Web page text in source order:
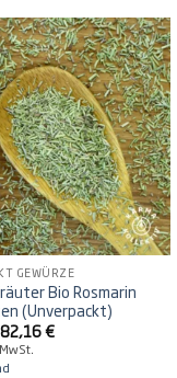
GEWÜRZE
Bio Rosmarin
(Unverpackt)
82,16€Preisspanne:
21,11 €